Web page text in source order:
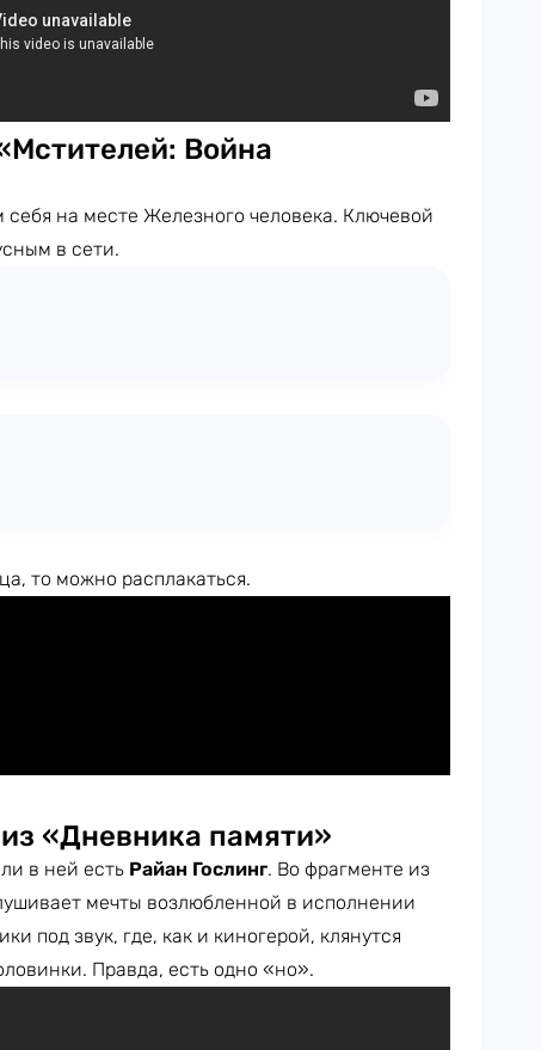
Война
на месте Железного человека. Ключевой
в сети.
то можно расплакаться.
«Дневника памяти»
в ней есть Райан Гослинг. Во фрагменте из
мечты возлюбленной в исполнении
под звук, где, как и киногерой, клянутся
Правда, есть одно «но».